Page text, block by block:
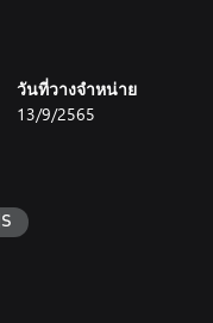
WW1 weapons,
from city
accurate
play with other
วันที่วางจำหน่าย
13/9/2565